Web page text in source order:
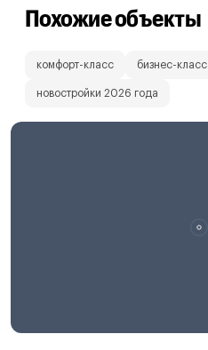
Похожие объекты
комфорт-класс бизнес-класс
новостройки 2026 года